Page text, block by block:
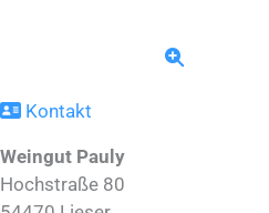
Kontakt
Weingut Pauly
Hochstraße 80